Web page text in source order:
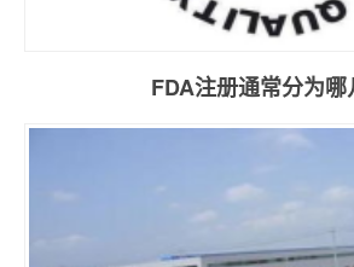
FDA注册通常分为哪